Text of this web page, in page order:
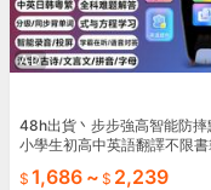
AD
48h出貨丶步步強高智能防摔
小學生初高中英語翻譯不限
1,686 ~ 2,239